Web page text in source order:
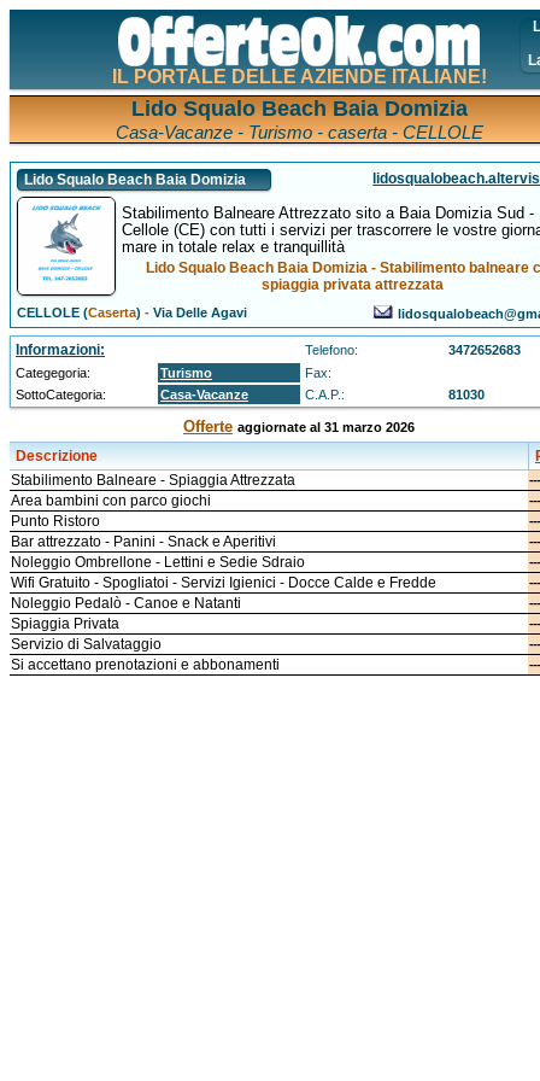
IL PORTALE DELLE AZIENDE ITALIANE!
Lido Squalo Beach Baia Domizia
Casa-Vacanze - Turismo - caserta - CELLOLE
Lido Squalo Beach Baia Domizia
Stabilimento Balneare Attrezzato sito a Baia Domizia Sud -
Cellole (CE) con tutti i servizi per trascorrere le vostre
mare in totale relax e tranquillità
Lido Squalo Beach Baia Domizia - Stabilimento balneare
spiaggia privata attrezzata
CELLOLE (Caserta) -Via Delle Agavi
Informazioni: Telefono:
3472652683
Categegoria:
Turismo
Fax:
SottoCategoria:
Casa-Vacanze C.A.P.: 81030
Offerte aggiornate al 31 marzo 2026
Descrizione
Stabilimento Balneare - Spiaggia Attrezzata ---
Area bambini con parco giochi ---
Punto Ristoro ---
Bar attrezzato - Panini - Snack e Aperitivi ---
Noleggio Ombrellone - Lettini e Sedie Sdraio ---
Wifi Gratuito - Spogliatoi - Servizi Igienici - Docce Calde e Fredde ---
Noleggio Pedalò - Canoe e Natanti ---
Spiaggia Privata ---
Servizio di Salvataggio ---
Si accettano prenotazioni e abbonamenti ---